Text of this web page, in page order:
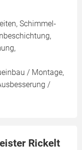
Schimmel-
/ Montage,
/
Rickelt